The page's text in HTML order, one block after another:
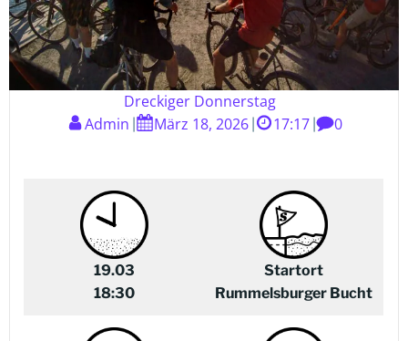
Dreckiger Donnerstag
Admin
März 18, 2026 17:17 0
19.03
18:30
Startort
Rummelsburger Bucht